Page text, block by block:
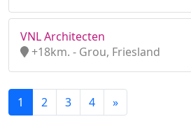
VNL Architecten
+18km. - Grou, Friesland
1 2 3 4 »